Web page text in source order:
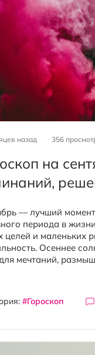
назад 356
на
— лучший
периода в
целей и маленьких
Осеннее
мечтаний,
#Гороскоп